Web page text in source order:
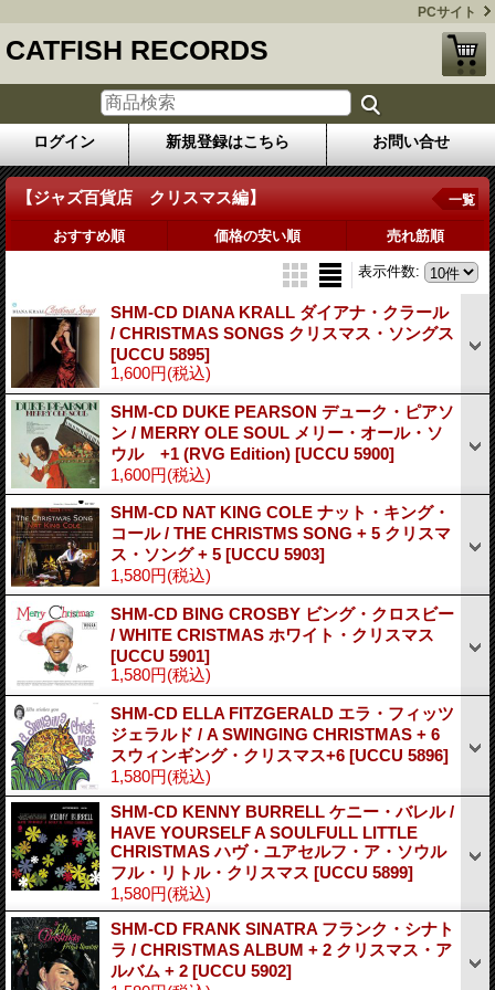
PCサイト
CATFISH RECORDS
ログイン 新規登録はこちら お問い合せ
【ジャズ百貨店 クリスマス編】 一覧
おすすめ順 価格の安い順 売れ筋順
表示件数:
SHM-CD DIANA KRALL ダイアナ・クラール
/ CHRISTMAS SONGS クリスマス・ソングス
[UCCU 5895]
1,600円(税込)
SHM-CD DUKE PEARSON デューク・ピアソ
ン / MERRY OLE SOUL メリー・オール・ソ
ウル +1 (RVG Edition) [UCCU 5900]
1,600円(税込)
SHM-CD NAT KING COLE ナット・キング・
コール / THE CHRISTMS SONG + 5 クリスマ
ス・ソング + 5 [UCCU 5903]
1,580円(税込)
SHM-CD BING CROSBY ビング・クロスビー
/ WHITE CRISTMAS ホワイト・クリスマス
[UCCU 5901]
1,580円(税込)
SHM-CD ELLA FITZGERALD エラ・フィッツ
ジェラルド / A SWINGING CHRISTMAS + 6
スウィンギング・クリスマス+6 [UCCU 5896]
1,580円(税込)
SHM-CD KENNY BURRELL ケニー・バレル /
HAVE YOURSELF A SOULFULL LITTLE
CHRISTMAS ハヴ・ユアセルフ・ア・ソウル
フル・リトル・クリスマス [UCCU 5899]
1,580円(税込)
SHM-CD FRANK SINATRA フランク・シナト
ラ / CHRISTMAS ALBUM + 2 クリスマス・ア
ルバム + 2 [UCCU 5902]